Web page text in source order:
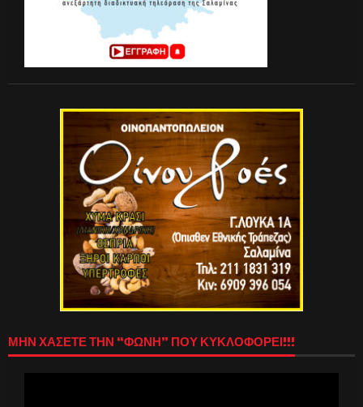
ΜΗΝ ΧΑΣΕΤΕ ΤΗΝ “ΦΩΝΗ” ΠΟΥ ΚΥΚΛΟΦΟΡΕΙ!!!